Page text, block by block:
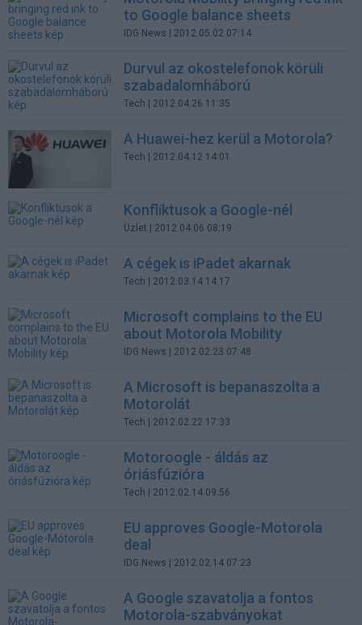
to Google balance sheets
IDG News | 2012.05.02 07:14
Durvul az okostelefonok körüli
szabadalomháború
Tech | 2012.04.26 11:35
A Huawei-hez kerül a Motorola?
Tech | 2012.04.12 14:01
Konfliktusok a Google-nél
Üzlet | 2012.04.06 08:19
A cégek is iPadet akarnak
Tech | 2012.03.14 14:17
Microsoft complains to the EU
about Motorola Mobility
IDG News | 2012.02.23 07:48
A Microsoft is bepanaszolta a
Motorolát
Tech | 2012.02.22 17:33
Motoroogle - áldás az
óriásfúzióra
Tech | 2012.02.14 09:56
EU approves Google-Motorola
deal
IDG News | 2012.02.14 07:23
A Google szavatolja a fontos
Motorola-szabványokat